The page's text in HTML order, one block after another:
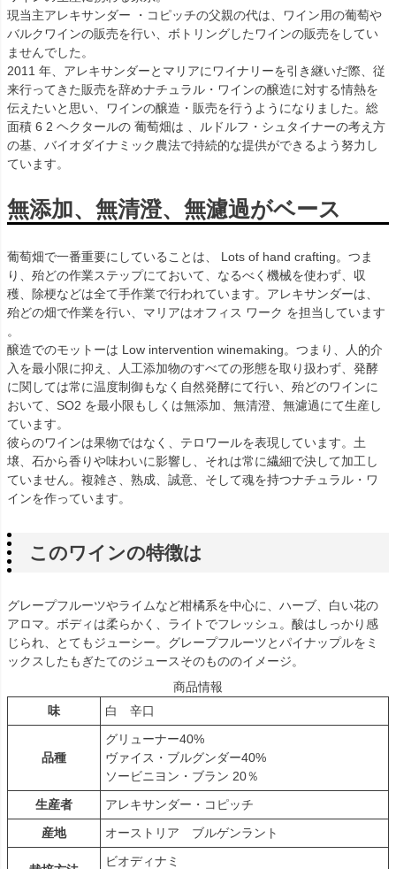
現当主アレキサンダー ・コピッチの父親の代は、ワイン用の葡萄や
バルクワインの販売を行い、ボトリングしたワインの販売をしてい
ませんでした。
2011 年、アレキサンダーとマリアにワイナリーを引き継いだ際、従
来行ってきた販売を辞めナチュラル・ワインの醸造に対する情熱を
伝えたいと思い、ワインの醸造・販売を行うようになりました。総
面積 6 2 ヘクタールの 葡萄畑は 、ルドルフ・シュタイナーの考え方
の基、バイオダイナミック農法で持続的な提供ができるよう努力し
ています。
無添加、無清澄、無濾過がベース
葡萄畑で一番重要にしていることは、 Lots of hand crafting。つま
り、殆どの作業ステップにておいて、なるべく機械を使わず、収
穫、除梗などは全て手作業で行われています。アレキサンダーは、
殆どの畑で作業を行い、マリアはオフィス ワーク を担当しています
。
醸造でのモットーは Low intervention winemaking。つまり、人的介
入を最小限に抑え、人工添加物のすべての形態を取り扱わず、発酵
に関しては常に温度制御もなく自然発酵にて行い、殆どのワインに
おいて、SO2 を最小限もしくは無添加、無清澄、無濾過にて生産し
ています。
彼らのワインは果物ではなく、テロワールを表現しています。土
壌、石から香りや味わいに影響し、それは常に繊細で決して加工し
ていません。複雑さ、熟成、誠意、そして魂を持つナチュラル・ワ
インを作っています。
このワインの特徴は
グレープフルーツやライムなど柑橘系を中心に、ハーブ、白い花の
アロマ。ボディは柔らかく、ライトでフレッシュ。酸はしっかり感
じられ、とてもジューシー。グレープフルーツとパイナップルをミ
ックスしたもぎたてのジュースそのもののイメージ。
商品情報
味
白 辛口
品種
グリューナー40%
ヴァイス・ブルグンダー40%
ソービニヨン・ブラン 20％
生産者
アレキサンダー・コピッチ
産地
オーストリア ブルゲンラント
ビオディナミ